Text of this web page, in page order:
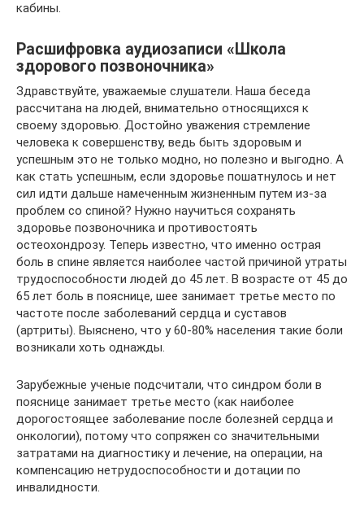
кабины.
Расшифровка аудиозаписи «Школа
здорового позвоночника»
Здравствуйте, уважаемые слушатели. Наша беседа
рассчитана на людей, внимательно относящихся к
своему здоровью. Достойно уважения стремление
человека к совершенству, ведь быть здоровым и
успешным это не только модно, но полезно и выгодно. А
как стать успешным, если здоровье пошатнулось и нет
сил идти дальше намеченным жизненным путем из-за
проблем со спиной? Нужно научиться сохранять
здоровье позвоночника и противостоять
остеохондрозу. Теперь известно, что именно острая
боль в спине является наиболее частой причиной утраты
трудоспособности людей до 45 лет. В возрасте от 45 до
65 лет боль в пояснице, шее занимает третье место по
частоте после заболеваний сердца и суставов
(артриты). Выяснено, что у 60-80% населения такие боли
возникали хоть однажды.
Зарубежные ученые подсчитали, что синдром боли в
пояснице занимает третье место (как наиболее
дорогостоящее заболевание после болезней сердца и
онкологии), потому что сопряжен со значительными
затратами на диагностику и лечение, на операции, на
компенсацию нетрудоспособности и дотации по
инвалидности.